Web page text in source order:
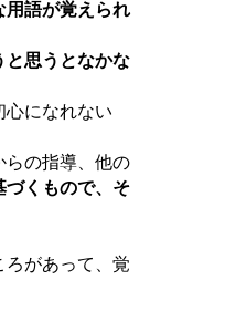
用語が覚えられ
と思うとなかな
心になれない
らの指導、他の
づくもので、そ
ろがあって、覚